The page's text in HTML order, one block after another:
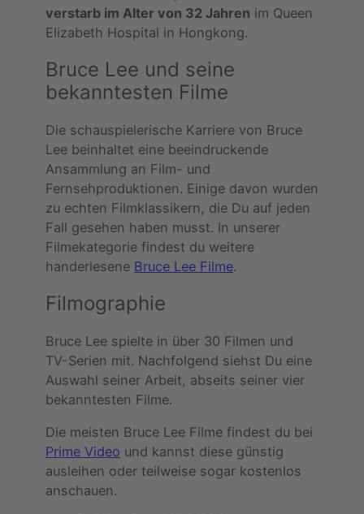
verstarb im Alter von 32 Jahren im Queen
Elizabeth Hospital in Hongkong.
Bruce Lee und seine
bekanntesten Filme
Die schauspielerische Karriere von Bruce
Lee beinhaltet eine beeindruckende
Ansammlung an Film- und
Fernsehproduktionen. Einige davon wurden
zu echten Filmklassikern, die Du auf jeden
Fall gesehen haben musst. In unserer
Filmekategorie findest du weitere
handerlesene Bruce Lee Filme.
Filmographie
Bruce Lee spielte in über 30 Filmen und
TV-Serien mit. Nachfolgend siehst Du eine
Auswahl seiner Arbeit, abseits seiner vier
bekanntesten Filme.
Die meisten Bruce Lee Filme findest du bei
Prime Video und kannst diese günstig
ausleihen oder teilweise sogar kostenlos
anschauen.